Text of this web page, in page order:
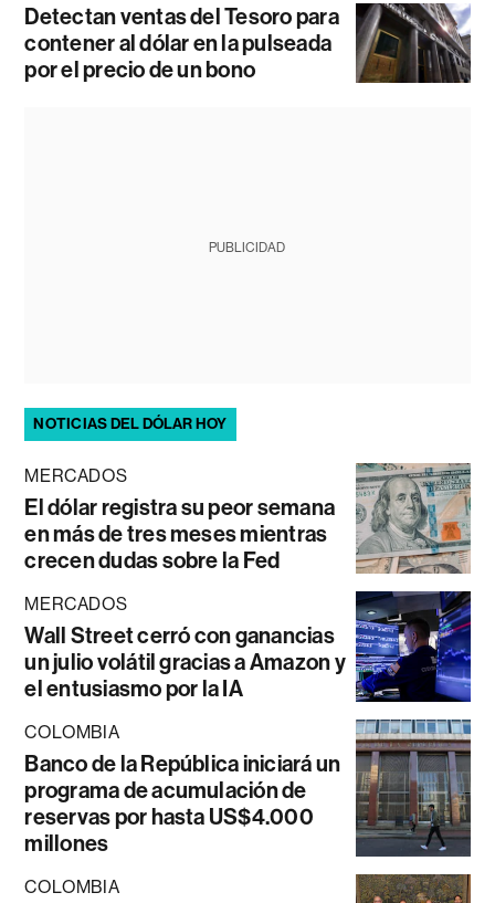
Detectan ventas del Tesoro para
contener al dólar en la pulseada
por el precio de un bono
PUBLICIDAD
NOTICIAS DEL DÓLAR HOY
MERCADOS
El dólar registra su peor semana
en más de tres meses mientras
crecen dudas sobre la Fed
MERCADOS
Wall Street cerró con ganancias
un julio volátil gracias a Amazon y
el entusiasmo por la IA
COLOMBIA
Banco de la República iniciará un
programa de acumulación de
reservas por hasta US$4.000
millones
COLOMBIA